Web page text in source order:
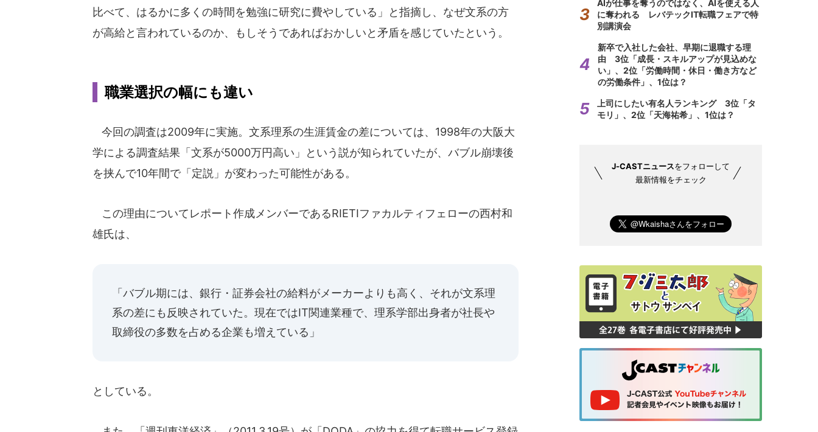
比べて、はるかに多くの時間を勉強に研究に費やしている」と指摘し、なぜ文系の方
が高給と言われているのか、もしそうであればおかしいと矛盾を感じていたという。
職業選択の幅にも違い
今回の調査は2009年に実施。文系理系の生涯賃金の差については、1998年の大阪大
学による調査結果「文系が5000万円高い」という説が知られていたが、バブル崩壊後
を挟んで10年間で「定説」が変わった可能性がある。
この理由についてレポート作成メンバーであるRIETIファカルティフェローの西村和
雄氏は、
「バブル期には、銀行・証券会社の給料がメーカーよりも高く、それが文系理
系の差にも反映されていた。現在ではIT関連業種で、理系学部出身者が社長や
取締役の多数を占める企業も増えている」
としている。
AIが仕事を奪うのではなく、AIを使える人
に奪われる レバテックIT転職フェアで特
別講演会
新卒で入社した会社、早期に退職する理
由 3位「成長・スキルアップが見込めな
い」、2位「労働時間・休日・働き方など
の労働条件」、1位は？
上司にしたい有名人ランキング 3位「タ
モリ」、2位「天海祐希」、1位は？
J-CASTニュースをフォローして
最新情報をチェック